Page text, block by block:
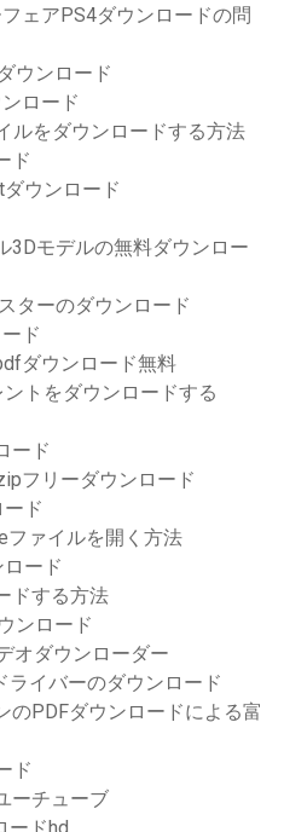
ェアPS4ダウンロードの問
ウンロード
ロード
ルをダウンロードする方法
ド
ウンロード
3Dモデルの無料ダウンロー
ターのダウンロード
ド
ダウンロード無料
トをダウンロードする
ード
フリーダウンロード
ド
ファイルを開く方法
ード
ドする方法
ンロード
オダウンローダー
ライバーのダウンロード
のPDFダウンロードによる富
ド
ーチューブ